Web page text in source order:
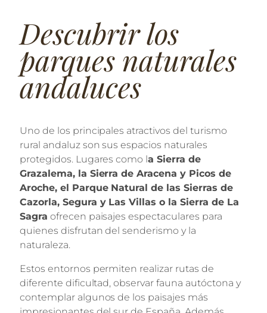
Descubrir los
parques naturales
andaluces
Uno de los principales atractivos del turismo
rural andaluz son sus espacios naturales
protegidos. Lugares como la Sierra de
Grazalema, la Sierra de Aracena y Picos de
Aroche, el Parque Natural de las Sierras de
Cazorla, Segura y Las Villas o la Sierra de La
Sagra ofrecen paisajes espectaculares para
quienes disfrutan del senderismo y la
naturaleza.
Estos entornos permiten realizar rutas de
diferente dificultad, observar fauna autóctona y
contemplar algunos de los paisajes más